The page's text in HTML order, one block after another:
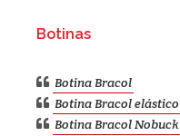
Botinas
Botina Bracol
Botina Bracol elástico
Botina Bracol Nobuck